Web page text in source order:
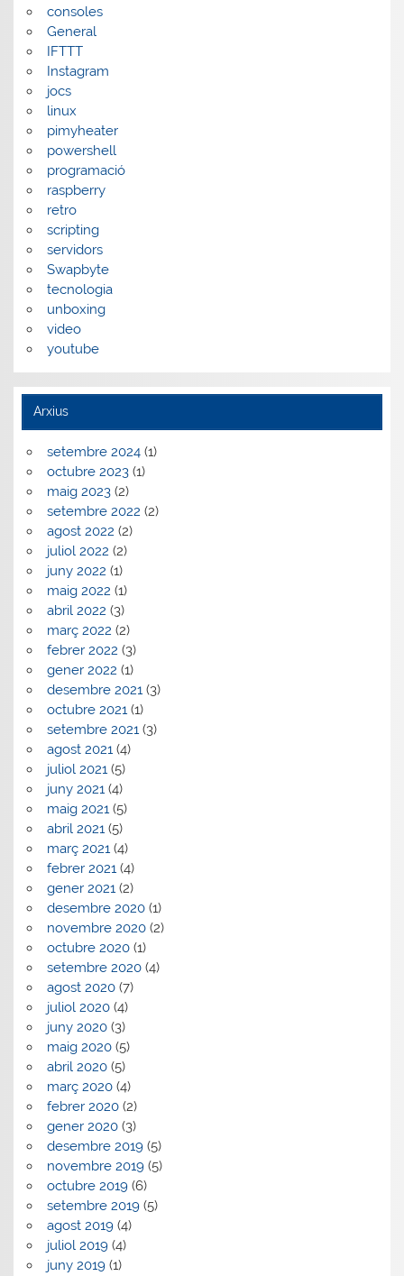
consoles
General
IFTTT
Instagram
jocs
linux
pimyheater
powershell
programació
raspberry
retro
scripting
servidors
Swapbyte
tecnologia
unboxing
video
youtube
Arxius
setembre 2024(1)
octubre 2023(1)
maig 2023(2)
setembre 2022 (2)
agost 2022 (2)
juliol 2022 (2)
juny 2022 (1)
maig 2022 (1)
abril 2022 (3)
març 2022 (2)
febrer 2022 (3)
gener 2022 (1)
desembre 2021(3)
octubre 2021(1)
setembre 2021(3)
agost 2021(4)
juliol 2021(5)
juny 2021(4)
maig 2021(5)
abril 2021(5)
març 2021(4)
febrer 2021(4)
gener 2021(2)
desembre 2020(1)
novembre 2020(2)
octubre 2020(1)
setembre 2020(4)
agost 2020(7)
juliol 2020(4)
juny 2020(3)
maig 2020(5)
abril 2020(5)
març 2020(4)
febrer 2020(2)
gener 2020(3)
desembre 2019(5)
novembre 2019(5)
octubre 2019(6)
setembre 2019(5)
agost 2019(4)
juliol 2019(4)
juny 2019(1)